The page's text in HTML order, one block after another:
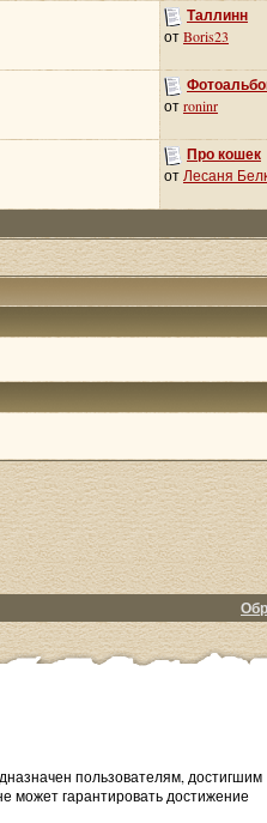
Таллинн
отBoris23
отroninr
Про кошек
отЛесаня
пользователям, достигшим
может гарантировать достижение